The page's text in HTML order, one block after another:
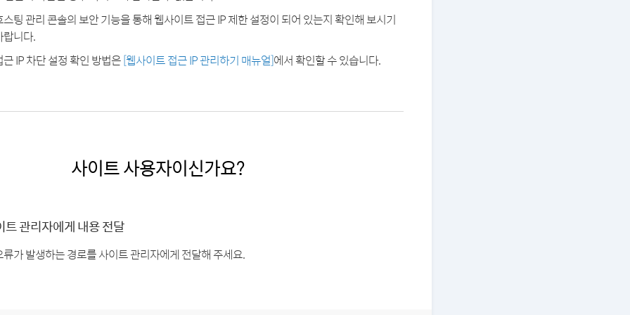
스팅 관리 콘솔의 보안 기능을 통해 웹사이트 접근 IP 제한 설정이 되어 있는지 확인해 보시기
랍니다.
근 IP 차단 설정 확인 방법은[웹사이트 접근 IP 관리하기 매뉴얼]에서 확인할 수 있습니다.
사이트 사용자이신가요?
트 관리자에게 내용 전달
류가 발생하는 경로를 사이트 관리자에게 전달해 주세요.